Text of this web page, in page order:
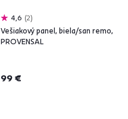
4,6 2
Vešiakový panel, biela/san remo,
PROVENSAL
99 €